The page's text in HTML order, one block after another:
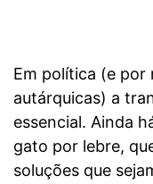
Em política (e por
autárquicas) a
essencial. Ainda
gato por lebre,
soluções que